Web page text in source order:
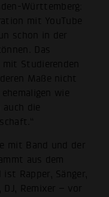
Württemberg:
mit YouTube
schon in der
Das
Studierenden
Maße nicht
wie
die
mit Band und der
aus dem
Rapper, Sänger,
Remixer – vor